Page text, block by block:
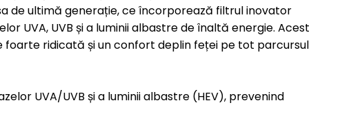
de ultimă generație, ce încorporează filtrul inovator
UVA, UVB și a luminii albastre de înaltă energie. Acest
ridicată și un confort deplin feței pe tot parcursul
UVA/UVB și a luminii albastre (HEV), prevenind